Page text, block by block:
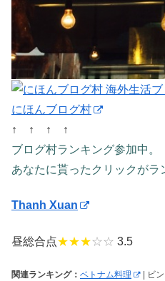
にほんブログ村
↑ ↑ ↑ ↑
ブログ村ランキング参加中。
あなたに貰ったクリックがラ
Thanh Xuan
昼総合点★★★☆☆ 3.5
関連ランキング： ベトナム料理 | ビ